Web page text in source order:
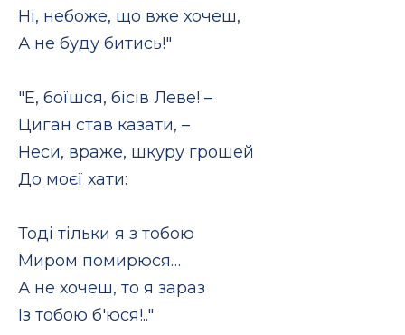
Ні, небоже, що вже хочеш,
А не буду битись!"
"Е, боїшся, бісів Леве! –
Циган став казати, –
Неси, враже, шкуру грошей
До моєї хати:
Тоді тільки я з тобою
Миром помирюся…
А не хочеш, то я зараз
Із тобою б'юся!.."